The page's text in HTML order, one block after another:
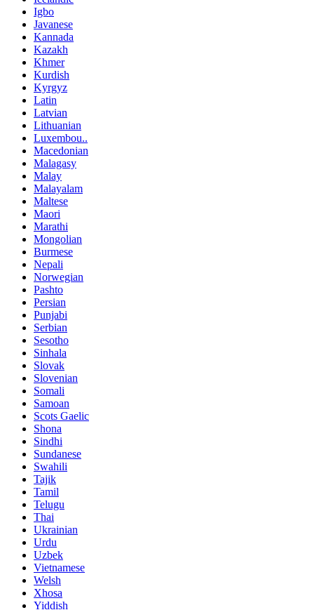
Igbo
Javanese
Kannada
Kazakh
Khmer
Kurdish
Kyrgyz
Latin
Latvian
Lithuanian
Luxembou..
Macedonian
Malagasy
Malay
Malayalam
Maltese
Maori
Marathi
Mongolian
Burmese
Nepali
Norwegian
Pashto
Persian
Punjabi
Serbian
Sesotho
Sinhala
Slovak
Slovenian
Somali
Samoan
Scots Gaelic
Shona
Sindhi
Sundanese
Swahili
Tajik
Tamil
Telugu
Thai
Ukrainian
Urdu
Uzbek
Vietnamese
Welsh
Xhosa
Yiddish